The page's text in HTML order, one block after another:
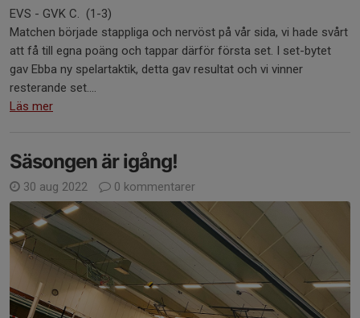
EVS - GVK C. (1-3)
Matchen började stappliga och nervöst på vår sida, vi hade svårt
att få till egna poäng och tappar därför första set. I set-bytet
gav Ebba ny spelartaktik, detta gav resultat och vi vinner
resterande set....
Läs mer
Säsongen är igång!
30 aug 2022 0 kommentarer